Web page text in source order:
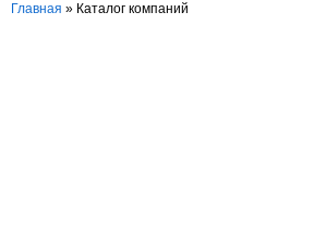
Главная » Каталог компаний